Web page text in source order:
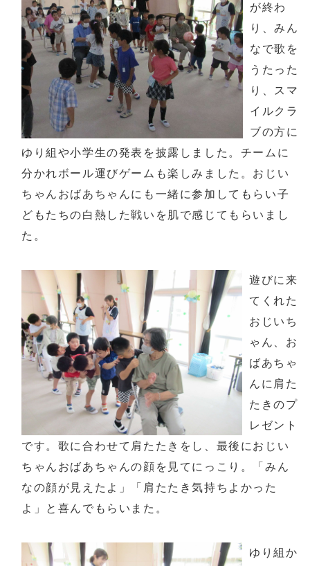
が終わ
り、みん
なで歌を
うたった
り、スマ
イルクラ
ブの方に
ゆり組や小学生の発表を披露しました。チームに
分かれボール運びゲームも楽しみました。おじい
ちゃんおばあちゃんにも一緒に参加してもらい子
どもたちの白熱した戦いを肌で感じてもらいまし
た。
遊びに来
てくれた
おじいち
ゃん、お
ばあちゃ
んに肩た
たきのプ
レゼント
です。歌に合わせて肩たたきをし、最後におじい
ちゃんおばあちゃんの顔を見てにっこり。「みん
なの顔が見えたよ」「肩たたき気持ちよかった
よ」と喜んでもらいまた。
ゆり組か